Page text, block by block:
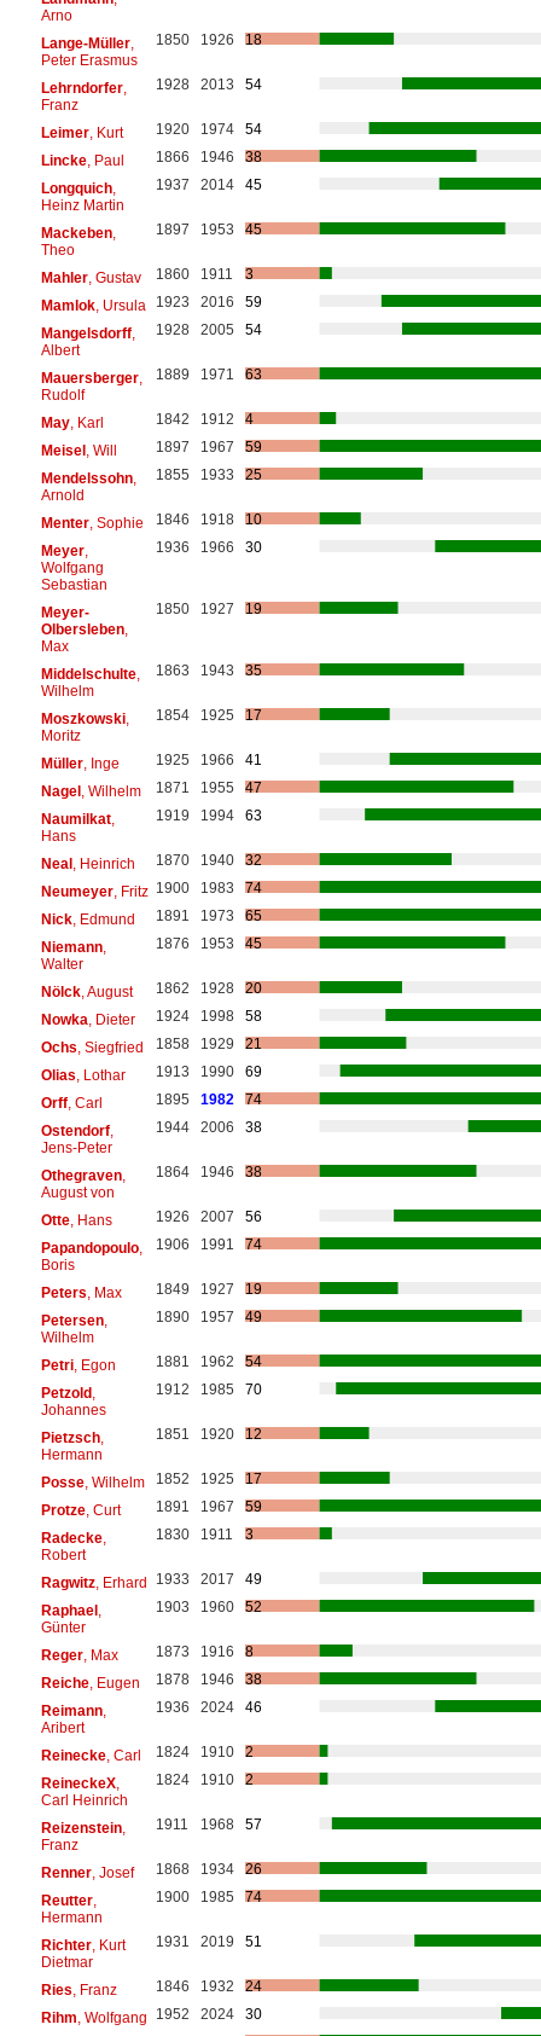
Arno
Lange-Müller,
Peter Erasmus
1850 1926 18
Lehrndorfer,
Franz
1928 2013 54
Leimer, Kurt 1920 1974
54
Lincke, Paul 1866 1946
38
Longquich,
Heinz Martin
1937 2014 45
Mackeben,
Theo
1897 1953 45
Mahler, Gustav 1860 1911
3
Mamlok, Ursula 1923 2016
59
Mangelsdorff,
Albert
1928 2005 54
Mauersberger,
Rudolf
1889 1971 63
May, Karl 1842 1912
4
Meisel, Will 1897 1967
59
Mendelssohn,
Arnold
1855 1933 25
Menter, Sophie 1846 1918
10
Meyer,
Wolfgang
Sebastian
1936 1966 30
Meyer-
Olbersleben,
Max
1850 1927 19
Middelschulte,
Wilhelm
1863 1943 35
Moszkowski,
Moritz
1854 1925 17
Müller, Inge 1925 1966
41
Nagel, Wilhelm 1871 1955
47
Naumilkat,
Hans
1919 1994 63
Neal, Heinrich 1870 1940
32
Neumeyer, Fritz 1900 1983
74
Nick, Edmund 1891 1973
65
Niemann,
Walter
1876 1953 45
Nölck, August 1862 1928
20
Nowka , Dieter 1924 1998
58
Ochs , Siegfried 1858 1929
21
Olias , Lothar 1913 1990
69
Orff, Carl 1895 1982
74
Ostendorf,
Jens-Peter
1944 2006 38
Othegraven,
August von
1864 1946 38
Otte, Hans 1926 2007
56
Papandopoulo,
Boris
1906 1991 74
Peters , Max 1849 1927
19
Petersen,
Wilhelm
1890 1957 49
Petri, Egon 1881 1962
54
Petzold,
Johannes
1912 1985 70
Pietzsch,
Hermann
1851 1920 12
Posse, Wilhelm 1852 1925
17
Protze, Curt 1891 1967
59
Radecke,
Robert
1830 1911 3
Ragwitz, Erhard 1933 2017
49
Raphael,
Günter
1903 1960 52
Reger, Max 1873 1916
8
Reiche, Eugen 1878 1946
38
Reimann,
Aribert
1936 2024 46
Reinecke, Carl 1824 1910
2
ReineckeX,
Carl Heinrich
1824 1910 2
Reizenstein,
Franz
1911 1968 57
Renner, Josef 1868 1934
26
Reutter,
Hermann
1900 1985 74
Richter, Kurt
Dietmar
1931 2019 51
Ries , Franz 1846 1932
24
Rihm , Wolfgang 1952 2024
30